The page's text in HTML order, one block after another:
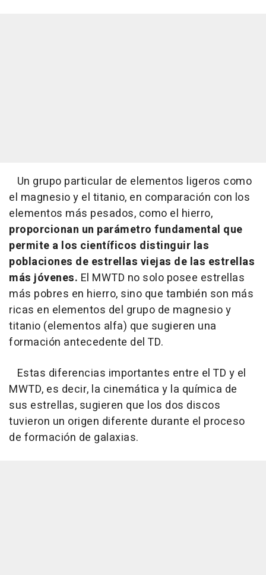
Un grupo particular de elementos ligeros como
el magnesio y el titanio, en comparación con los
elementos más pesados, como el hierro,
proporcionan un parámetro fundamental que
permite a los científicos distinguir las
poblaciones de estrellas viejas de las estrellas
más jóvenes. El MWTD no solo posee estrellas
más pobres en hierro, sino que también son más
ricas en elementos del grupo de magnesio y
titanio (elementos alfa) que sugieren una
formación antecedente del TD.
Estas diferencias importantes entre el TD y el
MWTD, es decir, la cinemática y la química de
sus estrellas, sugieren que los dos discos
tuvieron un origen diferente durante el proceso
de formación de galaxias.